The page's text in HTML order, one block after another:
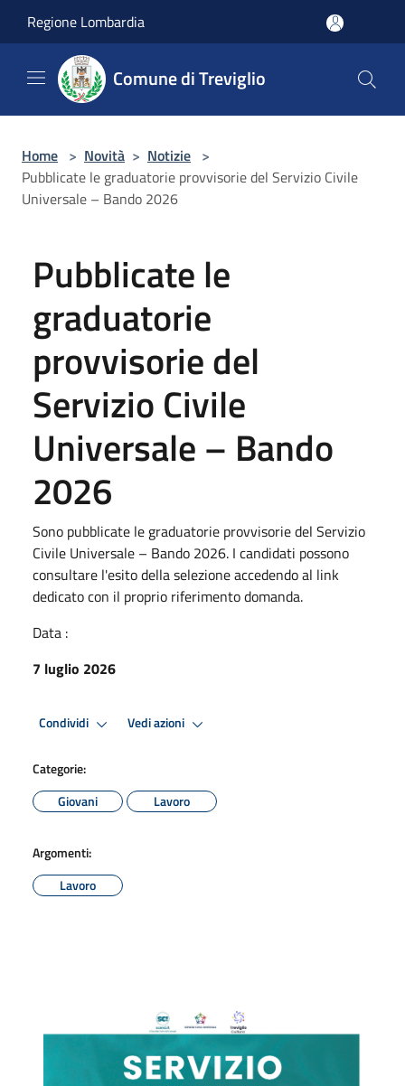
Regione Lombardia
Comune di Treviglio
Home > Novità > Notizie >
Pubblicate le graduatorie provvisorie del Servizio Civile
Universale – Bando 2026
Pubblicate le
graduatorie
provvisorie del
Servizio Civile
Universale – Bando
2026
Sono pubblicate le graduatorie provvisorie del Servizio
Civile Universale – Bando 2026. I candidati possono
consultare l'esito della selezione accedendo al link
dedicato con il proprio riferimento domanda.
Data :
7 luglio 2026
Condividi Vedi azioni
Categorie:
Giovani
Lavoro
Argomenti:
Lavoro